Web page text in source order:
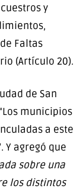
y
Faltas
(Artículo 20).
de San
municipios
a este
Y agregó que
sobre una
los distintos